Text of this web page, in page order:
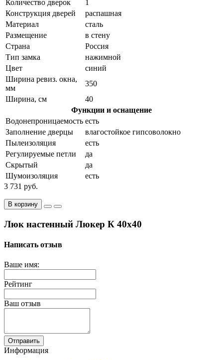
Количество дверок
1
Конструкция дверей
распашная
Материал
сталь
Размещение
в стену
Страна
Россия
Тип замка
нажимной
Цвет
синий
Ширина ревиз. окна,
мм
350
Ширина, см
40
Функции и оснащение
Водонепроницаемость есть
Заполнение дверцы
влагостойкое гипсоволокно
Пылеизоляция
есть
Регулируемые петли
да
Скрытый
да
Шумоизоляция
есть
3 731 руб.
В корзину
Люк настенный Люкер К 40x40
Написать отзыв
Ваше имя:
Рейтинг
Ваш отзыв
Отправить
Информация